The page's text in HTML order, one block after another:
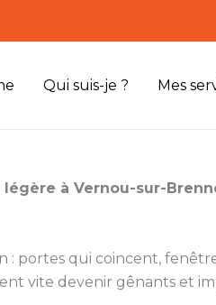
Qui suis-je ? Mes
à Vernou-sur-
: portes qui coincent,
vite devenir gênants et